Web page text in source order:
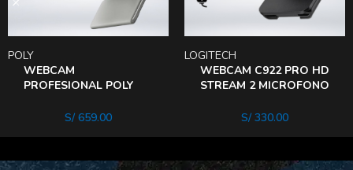
WEBCAM
PROFESIONAL POLY
POLY
S/659.00
WEBCAM C922 PRO HD
STREAM 2 MICROFONO
LOGITECH
S/330.00